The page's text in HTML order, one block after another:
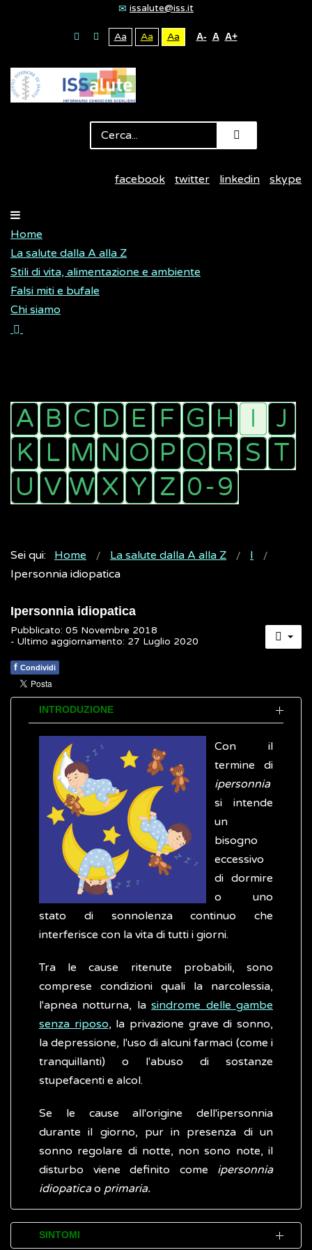
issalute@iss.it
Aa Aa Aa A- A A+
facebook twitter linkedin skype
Home
La salute dalla A alla Z
Stili di vita, alimentazione e ambiente
Falsi miti e bufale
Chi siamo
Sei qui: Home La salute dalla A alla Z
I
Ipersonnia idiopatica
Ipersonnia idiopatica
Pubblicato: 05 Novembre 2018
- Ultimo aggiornamento: 27 Luglio 2020
f Condividi
INTRODUZIONE
Con il
termine di
ipersonnia
si intende
un
bisogno
eccessivo
di dormire
o uno
stato di sonnolenza continuo che
interferisce con la vita di tutti i giorni.
Tra le cause ritenute probabili, sono
comprese condizioni quali la narcolessia,
l'apnea notturna, lasindrome delle gambe
senza riposo, la privazione grave di sonno,
la depressione, l'uso di alcuni farmaci (come i
tranquillanti) o l'abuso di sostanze
stupefacenti e alcol.
Se le cause all'origine dell'ipersonnia
durante il giorno, pur in presenza di un
sonno regolare di notte, non sono note, il
disturbo viene definito come ipersonnia
idiopaticao primaria.
SINTOMI